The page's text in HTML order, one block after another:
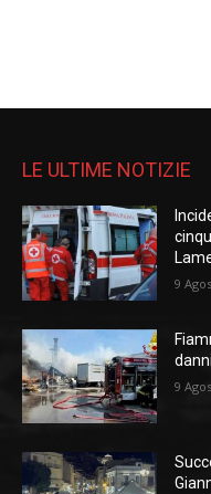
LE ULTIME NOTIZIE
9
9